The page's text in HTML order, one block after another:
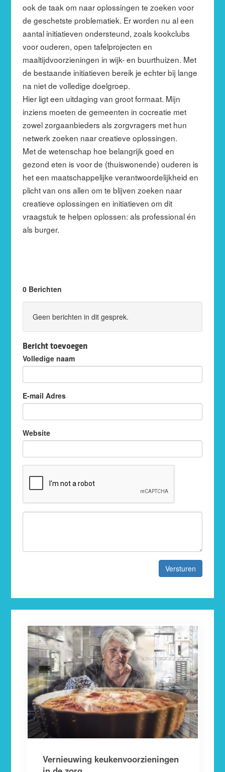
ook de taak om naar oplossingen te zoeken voor
de geschetste problematiek. Er worden nu al een
aantal initiatieven ondersteund, zoals kookclubs
voor ouderen, open tafelprojecten en
maaltijdvoorzieningen in wijk- en buurthuizen. Met
de bestaande initiatieven bereik je echter bij lange
na niet de volledige doelgroep.
Hier ligt een uitdaging van groot formaat. Mijn
inziens moeten de gemeenten in cocreatie met
zowel zorgaanbieders als zorgvragers met hun
netwerk zoeken naar creatieve oplossingen.
Met de wetenschap hoe belangrijk goed en
gezond eten is voor de (thuiswonende) ouderen is
het een maatschappelijke verantwoordelijkheid en
plicht van ons allen om te blijven zoeken naar
creatieve oplossingen en initiatieven om dit
vraagstuk te helpen oplossen: als professional én
als burger.
0 Berichten
Geen berichten in dit gesprek.
Bericht toevoegen
Volledige naam
E-mail Adres
Website
Versturen
Vernieuwing keukenvoorzieningen